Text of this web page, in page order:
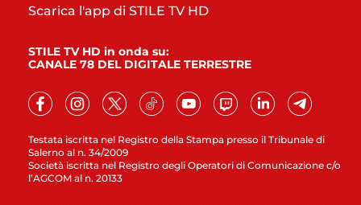
Testata iscritta nel Registro della Stampa presso il Tribunale di
Salerno al n. 34/2009
Società iscritta nel Registro degli Operatori di Comunicazione c/o
l’AGCOM al n. 20133
Scarica l'app di STILE TV HD
STILE TV HD in onda su:
CANALE 78 DEL DIGITALE TERRESTRE